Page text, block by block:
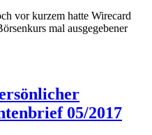
vor kurzem hatte Wirecard
mal ausgegebener
05/2017